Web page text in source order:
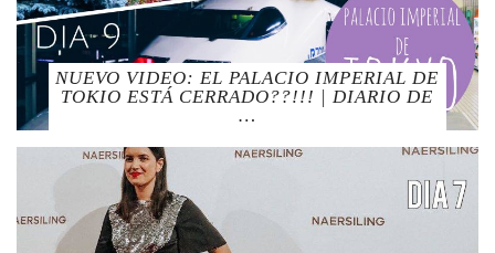
NUEVO VIDEO: EL PALACIO IMPERIAL DE
TOKIO ESTÁ CERRADO??!!! | DIARIO DE
…